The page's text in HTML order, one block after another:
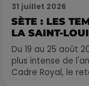
31 juillet 2026
SÈTE : LES
LA SAINT-
Du 19 au 25 août
plus intense de
Cadre Royal, le